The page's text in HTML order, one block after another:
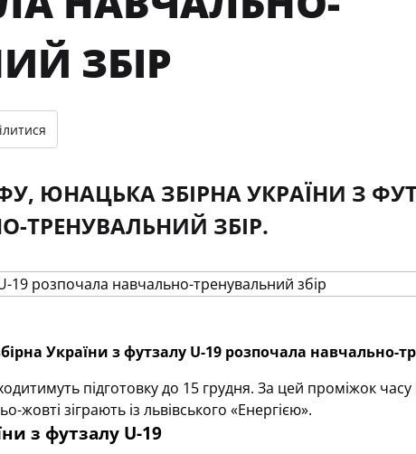
ЗБІР
ЮНАЦЬКА ЗБІРНА УКРАЇНИ З
ТРЕНУВАЛЬНИЙ ЗБІР.
України з футзалу U-19 розпочала навчально-
підготовку до 15 грудня. За цей проміжок
зіграють із львівського «Енергією».
з футзалу U-19